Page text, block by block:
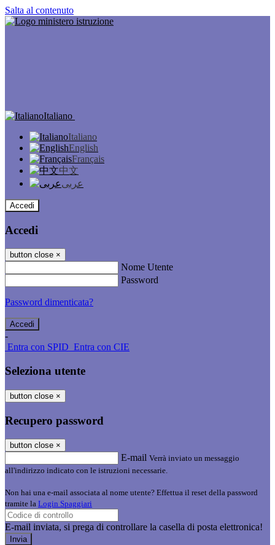
Salta al contenuto
Italiano
Italiano
English
Français
中文
عربى
Accedi
Accedi
button close ×
Nome Utente
Password
Password dimenticata?
-
Entra con SPID Entra con CIE
Seleziona utente
button close ×
Recupero password
button close ×
E-mail Verrà inviato un messaggio
all'indirizzo indicato con le istruzioni necessarie.
Non hai una e-mail associata al nome utente? Effettua il reset della password
tramite la Login Spaggiari
E-mail inviata, si prega di controllare la casella di posta elettronica!